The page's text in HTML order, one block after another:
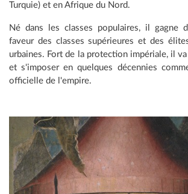
Turquie) et en Afrique du Nord.
Né dans les classes populaires, il gagne
faveur des classes supérieures et des
urbaines. Fort de la protection impériale, il
et s'imposer en quelques décennies
officielle de l'empire.